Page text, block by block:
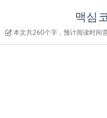
맥심
本文共260个字，预计阅读时间